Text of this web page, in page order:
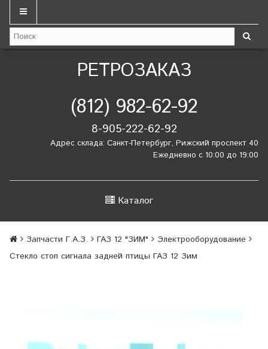
РЕТРОЗАКАЗ
(812) 982-62-92
8-905-222-62-92
Адрес склада: Санкт-Петербург, Рижский проспект 40
Ежедневно с 10:00 до 19:00
Каталог
Запчасти Г.А.З. ГАЗ 12 "ЗИМ"
Электрооборудование
Стекло стоп сигнала задней птицы ГАЗ 12 Зим